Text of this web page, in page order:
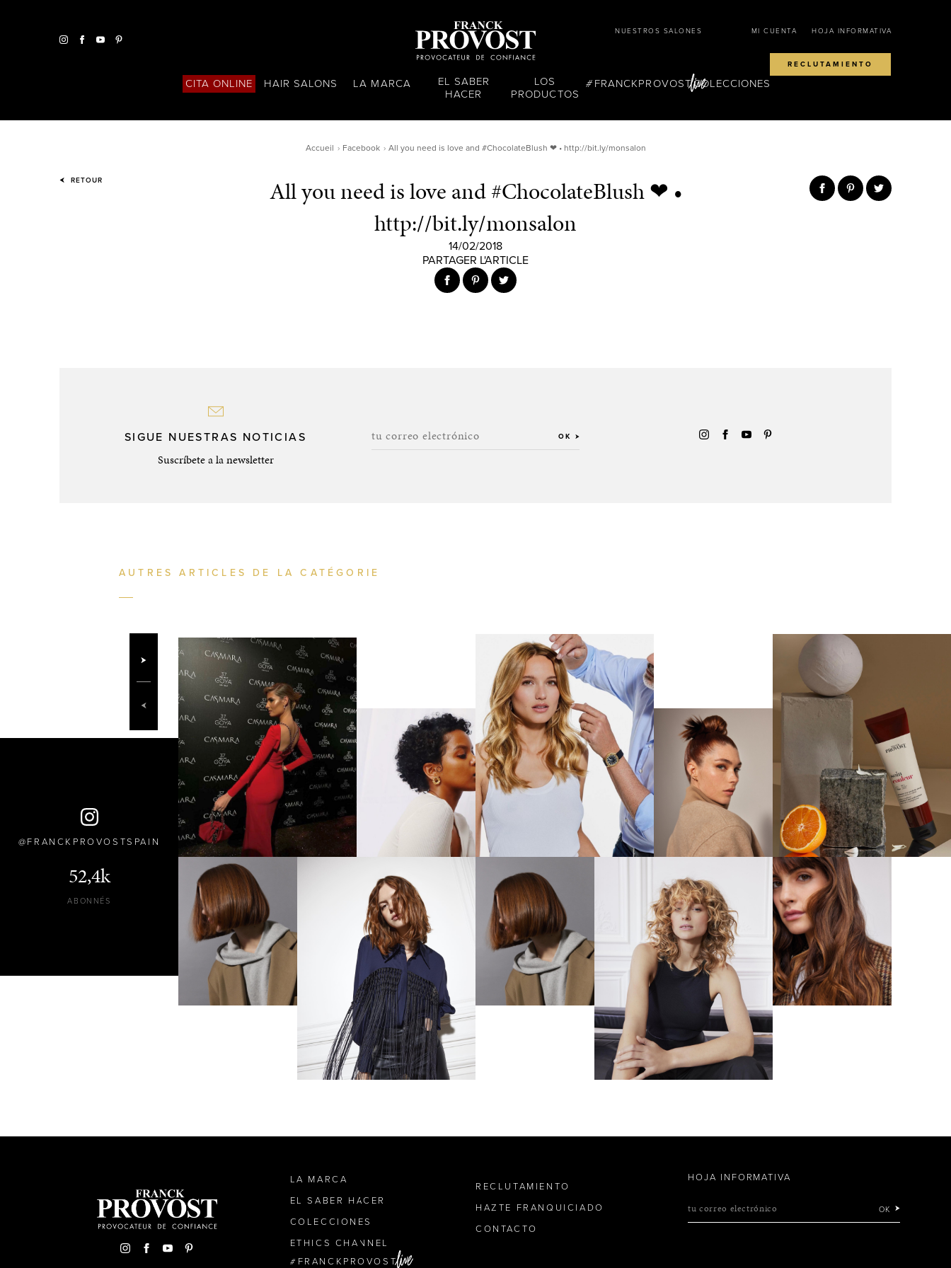
NUESTROS SALONES MI CUENTA HOJA INFORMATIVA
RECLUTAMIENTO
CITA ONLINE HAIR SALONS LA MARCA
EL SABER
HACER
LOS
PRODUCTOS
FRANCKPROVOSTCOLECCIONES
Accueil Facebook All you need is love and #ChocolateBlush ❤ • http://bit.ly/monsalon
RETOUR
All you need is love and #ChocolateBlush ❤ •
http://bit.ly/monsalon
14/02/2018
PARTAGER L'ARTICLE
SIGUE NUESTRAS NOTICIAS
Suscríbete a la newsletter
tu correo electrónico OK
AUTRES ARTICLES DE LA CATÉGORIE
FRANCKPROVOSTSPAIN
52,4k
ABONNÉS
LA MARCA
EL SABER HACER
COLECCIONES
ETHICS CHANNEL
FRANCKPROVOST
RECLUTAMIENTO
HAZTE FRANQUICIADO
CONTACTO
HOJA INFORMATIVA
tu correo electrónico OK